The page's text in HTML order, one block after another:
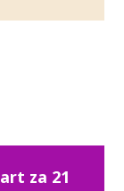
za 21